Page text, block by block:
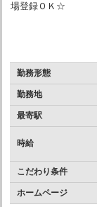
場登録ＯＫ☆
勤務形態
勤務地
最寄駅
時給
こだわり条件
ホームページ